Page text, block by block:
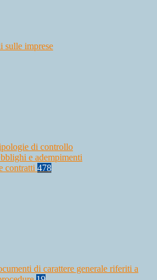
sulle imprese
di controllo
e adempimenti
contratti 478
di carattere generale riferiti a